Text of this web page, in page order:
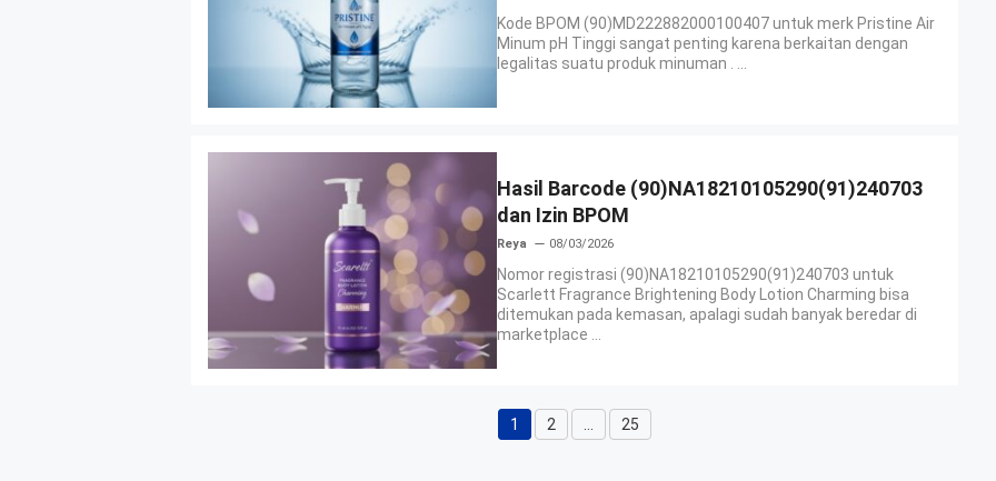
Kode BPOM (90)MD222882000100407 untuk merk Pristine Air
Minum pH Tinggi sangat penting karena berkaitan dengan
legalitas suatu produk minuman . ...
Hasil Barcode (90)NA18210105290(91)240703
dan Izin BPOM
Reya 08/03/2026
Nomor registrasi (90)NA18210105290(91)240703 untuk
Scarlett Fragrance Brightening Body Lotion Charming bisa
ditemukan pada kemasan, apalagi sudah banyak beredar di
marketplace ...
Halaman
1 Halaman
2 Halaman
25